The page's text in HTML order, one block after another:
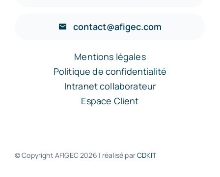
contact@afigec.com
Mentions légales
Politique de confidentialité
Intranet collaborateur
Espace Client
© Copyright AFIGEC2026 | réalisé parCDKIT